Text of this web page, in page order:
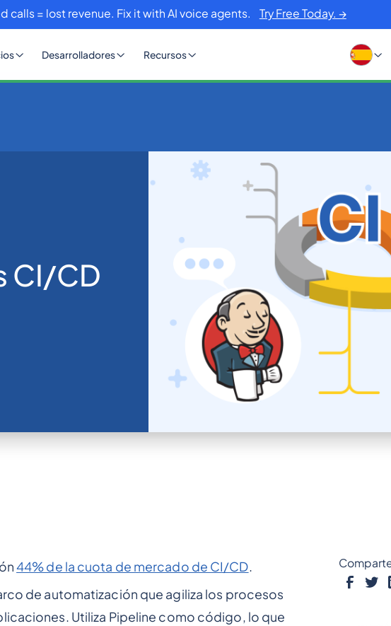
calls = lost revenue. Fix it with AI voice agents. Try Free Today. →
Desarrolladores Recursos
CI/CD
44% de la cuota de mercado de CI/CD.
de automatización que agiliza los procesos
Utiliza Pipeline como código, lo que